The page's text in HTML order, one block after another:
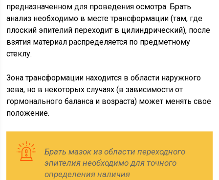
предназначенном для проведения осмотра. Брать
анализ необходимо в месте трансформации (там, где
плоский эпителий переходит в цилиндрический), после
взятия материал распределяется по предметному
стеклу.
Зона трансформации находится в области наружного
зева, но в некоторых случаях (в зависимости от
гормонального баланса и возраста) может менять свое
положение.
Брать мазок из области переходного
эпителия необходимо для точного
определения наличия